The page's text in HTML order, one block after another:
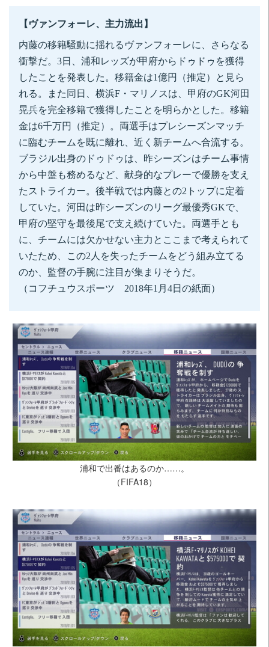
【ヴァンフォーレ、主力流出】
内藤の移籍騒動に揺れるヴァンフォーレに、さらなる
衝撃だ。3日、浦和レッズが甲府からドゥドゥを獲得
したことを発表した。移籍金は1億円（推定）と見ら
れる。また同日、横浜F・マリノスは、甲府のGK河田
晃兵を完全移籍で獲得したことを明らかとした。移籍
金は6千万円（推定）。両選手はプレシーズンマッチ
に臨むチームを既に離れ、近く新チームへ合流する。
ブラジル出身のドゥドゥは、昨シーズンはチーム事情
から中盤も務めるなど、献身的なプレーで優勝を支え
たストライカー。後半戦では内藤との2トップに定着
していた。河田は昨シーズンのリーグ最優秀GKで、
甲府の堅守を最後尾で支え続けていた。両選手とも
に、チームには欠かせない主力とここまで考えられて
いたため、この2人を失ったチームをどう組み立てる
のか、監督の手腕に注目が集まりそうだ。
（コフチュウスポーツ 2018年1月4日の紙面）
浦和で出番はあるのか……。
（FIFA18）